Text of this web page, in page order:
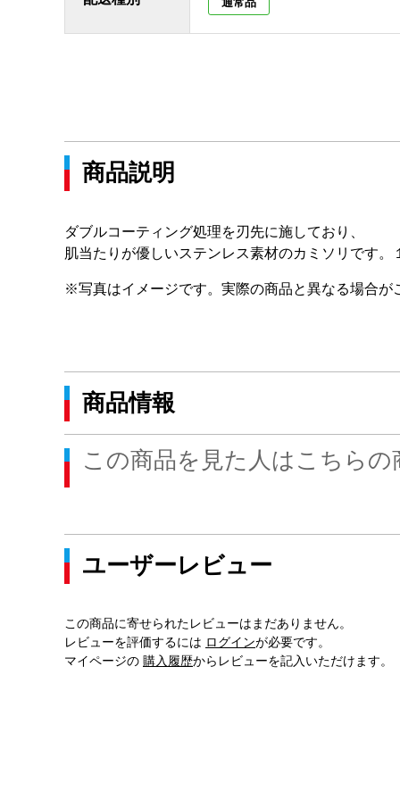
商品説明
ダブルコーティング処理を刃先に施しており、
肌当たりが優しいステンレス素材のカミソリです。
※写真はイメージです。実際の商品と異なる場合が
商品情報
この商品を見た人はこちら
ユーザーレビュー
この商品に寄せられたレビューはまだありません。
レビューを評価するには ログインが必要です。
マイページの 購入履歴からレビューを記入いただけます。